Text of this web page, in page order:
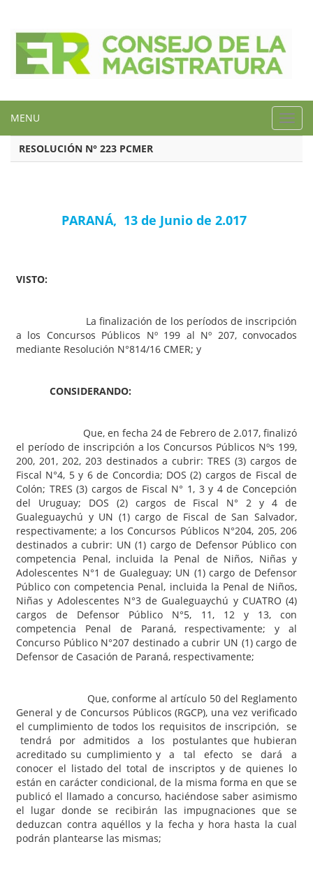
MENU
RESOLUCIÓN N° 223 PCMER
PARANÁ, 13 de Junio de 2.017
VISTO:
La finalización de los períodos de inscripción
a los Concursos Públicos Nº 199 al Nº 207, convocados
mediante Resolución N°814/16 CMER; y
CONSIDERANDO:
Que, en fecha 24 de Febrero de 2.017, finalizó
el período de inscripción a los Concursos Públicos Nºs 199,
200, 201, 202, 203 destinados a cubrir: TRES (3) cargos de
Fiscal N°4, 5 y 6 de Concordia; DOS (2) cargos de Fiscal de
Colón; TRES (3) cargos de Fiscal N° 1, 3 y 4 de Concepción
del Uruguay; DOS (2) cargos de Fiscal N° 2 y 4 de
Gualeguaychú y UN (1) cargo de Fiscal de San Salvador,
respectivamente; a los Concursos Públicos N°204, 205, 206
destinados a cubrir: UN (1) cargo de Defensor Público con
competencia Penal, incluida la Penal de Niños, Niñas y
Adolescentes N°1 de Gualeguay; UN (1) cargo de Defensor
Público con competencia Penal, incluida la Penal de Niños,
Niñas y Adolescentes N°3 de Gualeguaychú y CUATRO (4)
cargos de Defensor Público N°5, 11, 12 y 13, con
competencia Penal de Paraná, respectivamente; y al
Concurso Público N°207 destinado a cubrir UN (1) cargo de
Defensor de Casación de Paraná, respectivamente;
Que, conforme al artículo 50 del Reglamento
General y de Concursos Públicos (RGCP), una vez verificado
el cumplimiento de todos los requisitos de inscripción, se
tendrá por admitidos a los postulantes que hubieran
acreditado su cumplimiento y a tal efecto se dará a
conocer el listado del total de inscriptos y de quienes lo
están en carácter condicional, de la misma forma en que se
publicó el llamado a concurso, haciéndose saber asimismo
el lugar donde se recibirán las impugnaciones que se
deduzcan contra aquéllos y la fecha y hora hasta la cual
podrán plantearse las mismas;